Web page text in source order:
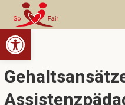
Open toolbar